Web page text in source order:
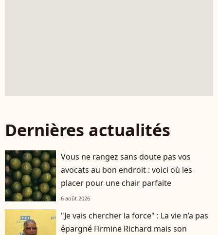
Dernières actualités
Vous ne rangez sans doute pas vos
avocats au bon endroit : voici où les
placer pour une chair parfaite
6 août 2026
"Je vais chercher la force" : La vie n’a pas
épargné Firmine Richard mais son